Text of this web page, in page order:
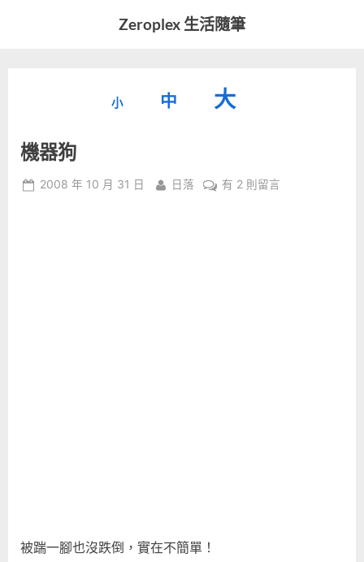
Zeroplex 生活隨筆
發
事
小
小。
中
重
型
大
字
機器狗
Posted
2008 年 10 月 31 日 By
日落
在
有 2 則留言
被踹一腳也沒跌倒，實在不簡單！